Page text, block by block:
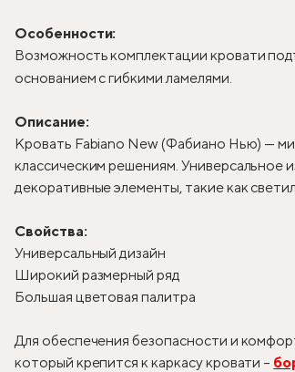
Особенности:
Возможность комплектации кровати
основанием с гибкими ламелями.
Описание:
Кровать Fabiano New (Фабиано Нью) —
классическим решениям. Универсальное
декоративные элементы, такие как
Свойства:
Универсальный дизайн
Широкий размерный ряд
Большая цветовая палитра
Для обеспечения безопасности и
который крепится к каркасу кровати –